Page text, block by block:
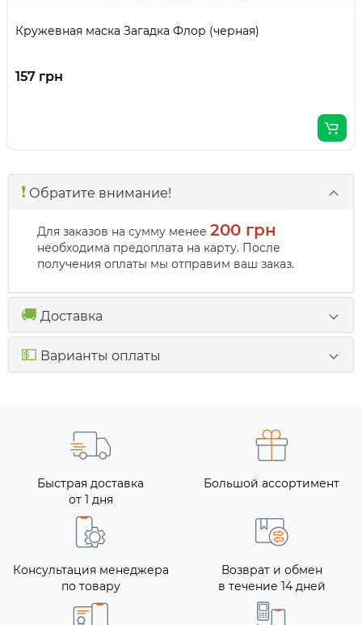
Кружевная маска Загадка Флор (черная)
157 грн
❗️ Обратите внимание!
Для заказов на сумму менее 200 грн
необходима предоплата на карту. После
получения оплаты мы отправим ваш заказ.
🚚 Доставка
💵 Варианты оплаты
Быстрая доставка
от 1 дня
Большой ассортимент
Консультация менеджера
по товару
Возврат и обмен
в течение 14 дней